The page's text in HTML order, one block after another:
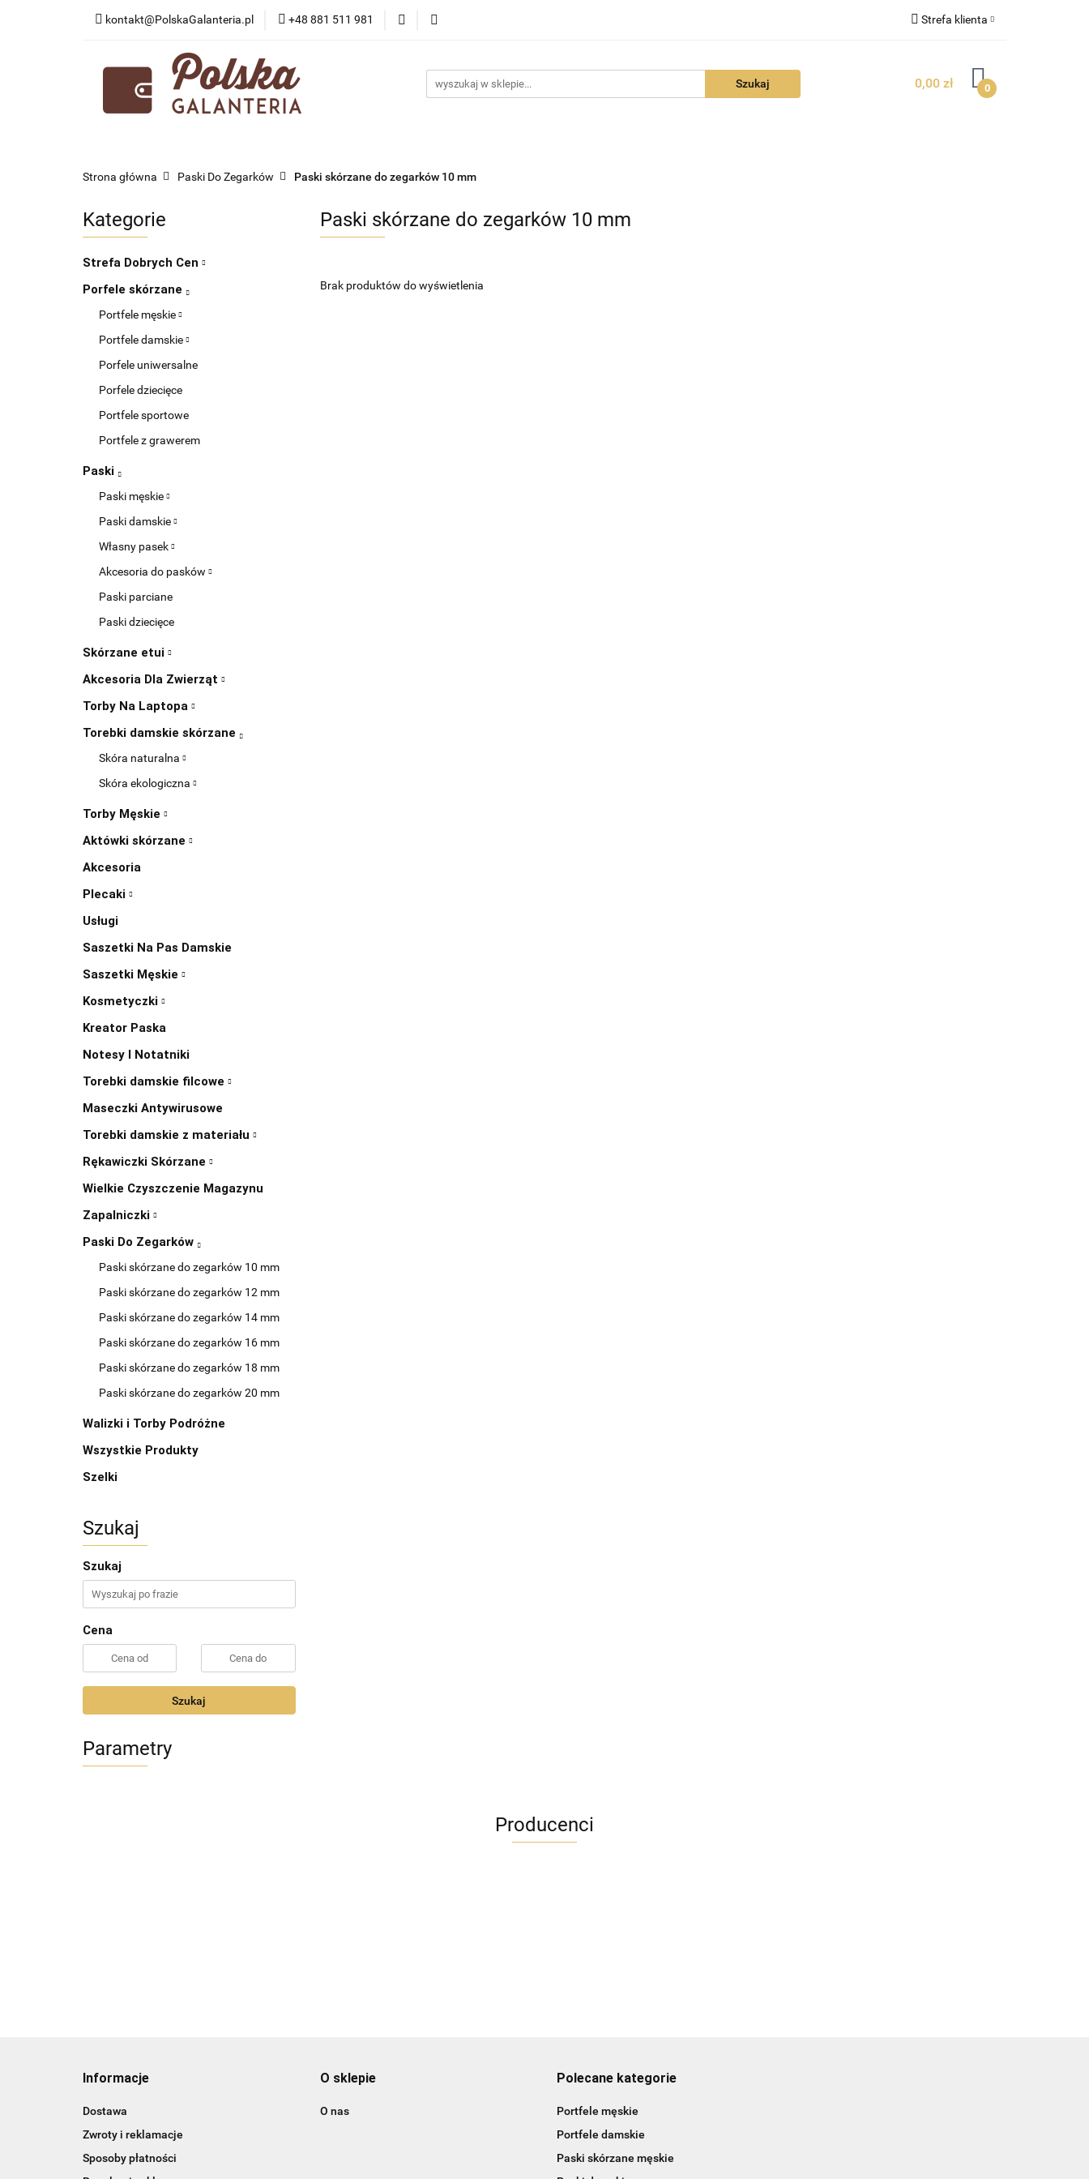
kontakt@PolskaGalanteria.pl +48 881 511 981 Strefa klienta
Zarejestruj się
0,00 zł 0
KATEGORIE NOWOŚCI PROMOCJE
PORADY I AKTUALNOŚCI
Strona główna Paski Do Zegarków Paski skórzane do zegarków 10 mm
Kategorie
Strefa Dobrych Cen
Porfele skórzane
Portfele męskie
Portfele damskie
Porfele uniwersalne
Porfele dziecięce
Portfele sportowe
Portfele z grawerem
Paski
Paski męskie
Paski damskie
Własny pasek
Akcesoria do pasków
Paski parciane
Paski dziecięce
Skórzane etui
Akcesoria Dla Zwierząt
Torby Na Laptopa
Torebki damskie skórzane
Skóra naturalna
Skóra ekologiczna
Torby Męskie
Aktówki skórzane
Akcesoria
Plecaki
Usługi
Saszetki Na Pas Damskie
Saszetki Męskie
Kosmetyczki
Kreator Paska
Notesy I Notatniki
Torebki damskie filcowe
Maseczki Antywirusowe
Torebki damskie z materiału
Rękawiczki Skórzane
Wielkie Czyszczenie Magazynu
Zapalniczki
Paski Do Zegarków
Paski skórzane do zegarków 10 mm
Paski skórzane do zegarków 12 mm
Paski skórzane do zegarków 14 mm
Paski skórzane do zegarków 16 mm
Paski skórzane do zegarków 18 mm
Paski skórzane do zegarków 20 mm
Walizki i Torby Podróżne
Wszystkie Produkty
Szelki
Szukaj
Szukaj
Cena
Szukaj
Parametry
Paski skórzane do zegarków 10 mm
Brak produktów do wyświetlenia
Producenci
Informacje
Dostawa
Zwroty i reklamacje
Sposoby płatności
O sklepie
O nas
Polecane kategorie
Portfele męskie
Portfele damskie
Paski skórzane męskie